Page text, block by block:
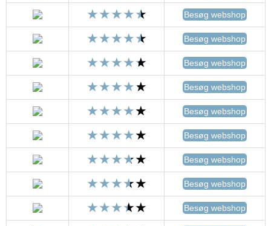
Besøg webshop
Besøg webshop
Besøg webshop
Besøg webshop
Besøg webshop
Besøg webshop
Besøg webshop
Besøg webshop
Besøg webshop